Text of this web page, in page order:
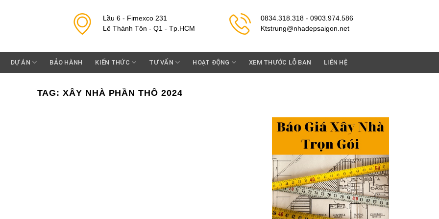
Lầu 6 - Fimexco 231
Lê Thánh Tôn - Q1 - Tp.HCM
0834.318.318 - 0903.974.586
Ktstrung@nhadepsaigon.net
DỰ ÁN BẢO HÀNH KIẾN THỨC TƯ VẤN HOẠT ĐỘNG XEM THƯỚC LỖ BAN LIÊN HỆ
TAG:XÂY NHÀ PHẦN THÔ 2024